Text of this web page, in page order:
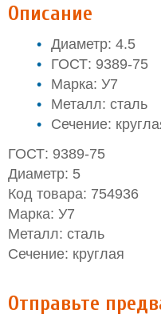
Описание
Диаметр: 4.5
ГОСТ: 9389-75
Марка: У7
Металл: сталь
Сечение:
ГОСТ: 9389-75
Диаметр: 5
Код товара: 754936
Марка: У7
Металл: сталь
Сечение: круглая
Отправьте